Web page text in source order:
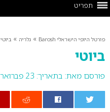
תפריט
פורטל היופי הישראלי Barosh » גלריה » ביוטי
ביוטי
פורסם מאת: בתאריך: 23 פברואר 2014